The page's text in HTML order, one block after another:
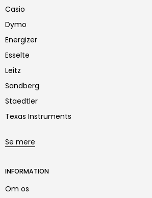
Casio
Dymo
Energizer
Esselte
Leitz
Sandberg
Staedtler
Texas Instruments
Se mere
INFORMATION
Om os